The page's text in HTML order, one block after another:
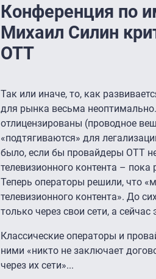
Конференция по
Михаил Силин
ОТТ
Так или иначе, то, как
для рынка весьма
отлицензированы (проводное
«подтягиваются» для
было, если бы провайдеры ОТТ
телевизионного контента –
Теперь операторы решили, что
телевизионного контента». До
только через свои сети, а сейчас
Классические операторы и
ними «никто не заключает
через их сети»...